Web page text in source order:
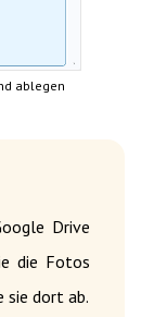
ablegen
Drive
die Fotos
sie dort ab.